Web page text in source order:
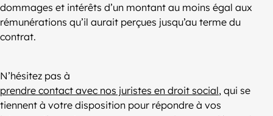
dommages et intérêts d’un montant au moins égal aux
rémunérations qu’il aurait perçues jusqu’au terme du
contrat.
N’hésitez pas à
prendre contact avec nos juristes en droit social, qui se
tiennent à votre disposition pour répondre à vos